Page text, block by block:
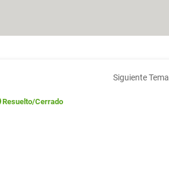
Siguiente Tema
Resuelto/Cerrado